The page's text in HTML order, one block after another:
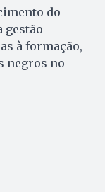
do
gestão
à formação,
negros no